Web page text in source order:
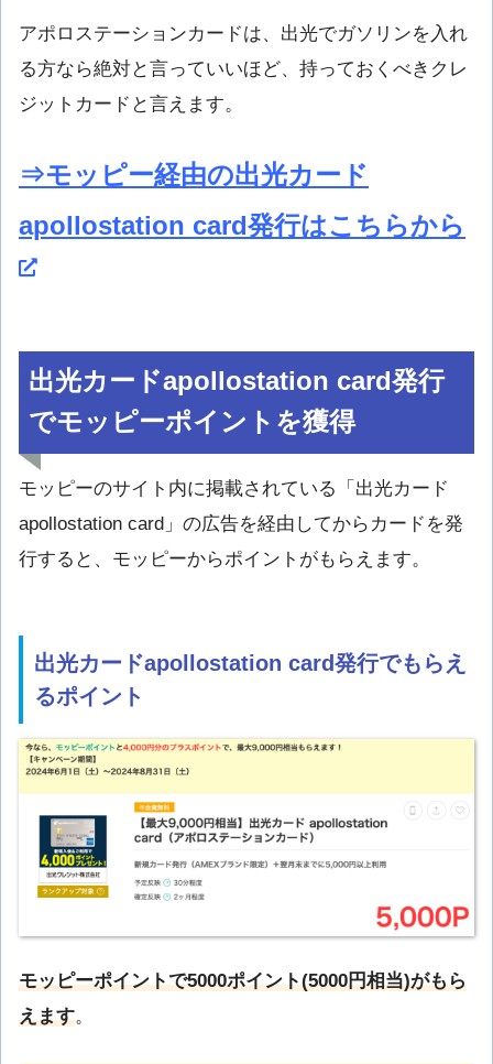
アポロステーションカードは、出光でガソリンを入れ
る方なら絶対と言っていいほど、持っておくべきクレ
ジットカードと言えます。
⇒モッピー経由の出光カード
apollostation card発行はこちらから
出光カードapollostation card発行
でモッピーポイントを獲得
モッピーのサイト内に掲載されている「出光カード
apollostation card」の広告を経由してからカードを発
行すると、モッピーからポイントがもらえます。
出光カードapollostation card発行でもらえ
るポイント
モッピーポイントで5000ポイント(5000円相当)がもら
えます。